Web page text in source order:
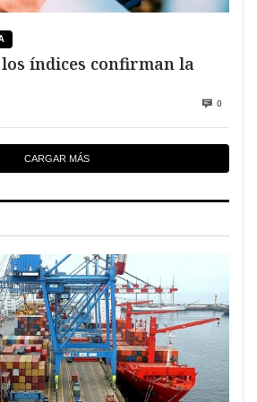
los índices confirman la
0
CARGAR MÁS